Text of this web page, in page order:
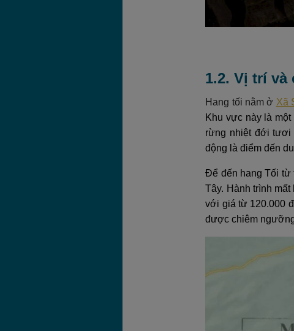
1.2. Vị trí và
Hang tối nằm ở Xã
Khu vực này là
rừng nhiệt đới tươi
động là điểm đến
Để đến hang Tối từ
Tây. Hành trình
với giá từ 120.000
được chiêm